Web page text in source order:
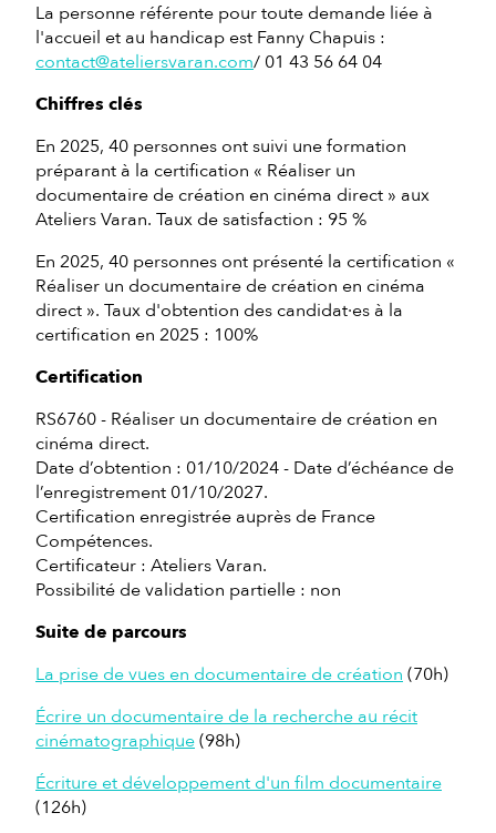
La personne référente pour toute demande liée à
l'accueil et au handicap est Fanny Chapuis :
contact@ateliersvaran.com/ 01 43 56 64 04
Chiffres clés
En 2025, 40 personnes ont suivi une formation
préparant à la certification « Réaliser un
documentaire de création en cinéma direct » aux
Ateliers Varan. Taux de satisfaction : 95 %
En 2025, 40 personnes ont présenté la certification «
Réaliser un documentaire de création en cinéma
direct ». Taux d'obtention des candidat·es à la
certification en 2025 : 100%
Certification
RS6760 - Réaliser un documentaire de création en
cinéma direct.
Date d’obtention : 01/10/2024 - Date d’échéance de
l’enregistrement 01/10/2027.
Certification enregistrée auprès de France
Compétences.
Certificateur : Ateliers Varan.
Possibilité de validation partielle : non
Suite de parcours
La prise de vues en documentaire de création (70h)
Écrire un documentaire de la recherche au récit
cinématographique(98h)
Écriture et développement d'un film documentaire
(126h)